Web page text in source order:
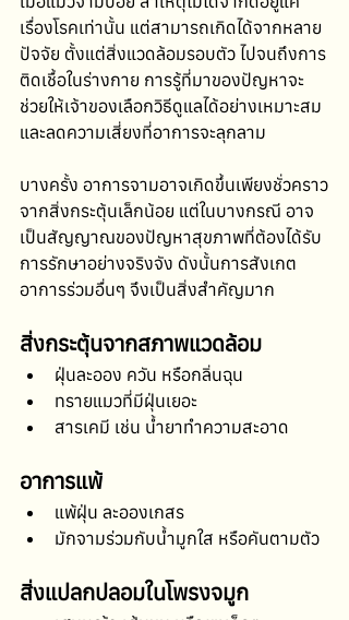
เรื่องโรคเท่านั้น แต่สามารถเกิดได้จากหลาย
ปัจจัย ตั้งแต่สิ่งแวดล้อมรอบตัว ไปจนถึงการ
ติดเชื้อในร่างกาย การรู้ที่มาของปัญหาจะ
ช่วยให้เจ้าของเลือกวิธีดูแลได้อย่างเหมาะสม
และลดความเสี่ยงที่อาการจะลุกลาม
บางครั้ง อาการจามอาจเกิดขึ้นเพียงชั่วคราว
จากสิ่งกระตุ้นเล็กน้อย แต่ในบางกรณี อาจ
เป็นสัญญาณของปัญหาสุขภาพที่ต้องได้รับ
การรักษาอย่างจริงจัง ดังนั้นการสังเกต
อาการร่วมอื่นๆ จึงเป็นสิ่งสำคัญมาก
สิ่งกระตุ้นจากสภาพแวดล้อม
ฝุ่นละออง ควัน หรือกลิ่นฉุน
ทรายแมวที่มีฝุ่นเยอะ
สารเคมี เช่น น้ำยาทำความสะอาด
อาการแพ้
แพ้ฝุ่น ละอองเกสร
มักจามร่วมกับน้ำมูกใส หรือคันตามตัว
สิ่งแปลกปลอมในโพรงจมูก